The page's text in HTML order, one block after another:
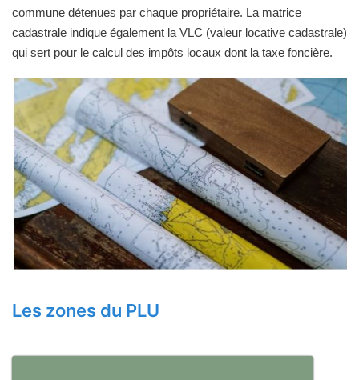
commune détenues par chaque propriétaire. La matrice
cadastrale indique également la VLC (valeur locative cadastrale)
qui sert pour le calcul des impôts locaux dont la taxe foncière.
Les zones du PLU